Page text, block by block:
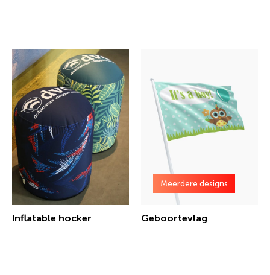
Inflatable hocker
Meerdere designs
Geboortevlag